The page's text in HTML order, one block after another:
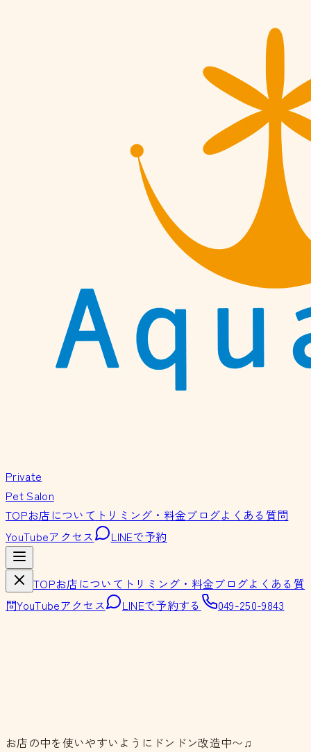
Private
Pet Salon
TOPお店について トリミング・料金ブログよくある質問
YouTubeアクセス LINEで予約
TOPお店について トリミング・料金ブログよくある質
問YouTubeアクセス LINEで予約する 049-250-9843
お店の中を使いやすいようにドンドン改造中〜♫